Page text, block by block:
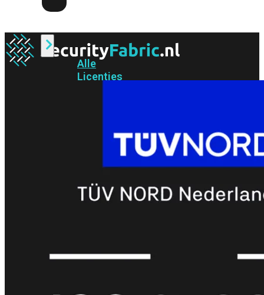
Alle
Licenties
FortiCare
EliteFortiCare
Upgrades